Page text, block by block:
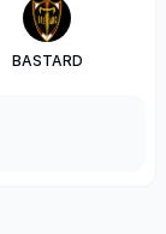
BASTARD